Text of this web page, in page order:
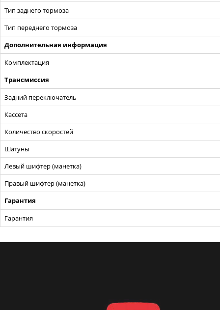
Тип заднего тормоза
Тип переднего тормоза
Дополнительная информация
Комплектация
Трансмиссия
Задний переключатель
Кассета
Количество скоростей
Шатуны
Левый шифтер (манетка)
Правый шифтер (манетка)
Гарантия
Гарантия